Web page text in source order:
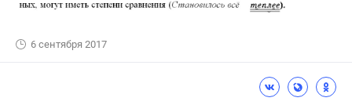
6 сентября 2017